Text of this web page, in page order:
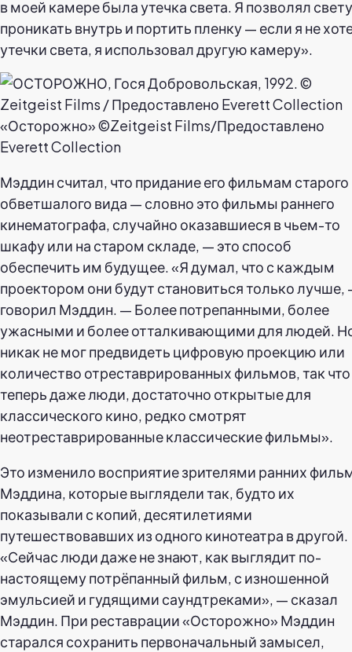
в моей камере была утечка света. Я позволял свету
проникать внутрь и портить пленку — если я не
утечки света, я использовал другую камеру».
«Осторожно» ©Zeitgeist Films/Предоставлено
Everett Collection
Мэддин считал, что придание его фильмам старого
обветшалого вида — словно это фильмы раннего
кинематографа, случайно оказавшиеся в чьем-то
шкафу или на старом складе, — это способ
обеспечить им будущее. «Я думал, что с каждым
проектором они будут становиться только лучше,
говорил Мэддин. — Более потрепанными, более
ужасными и более отталкивающими для людей.
никак не мог предвидеть цифровую проекцию или
количество отреставрированных фильмов, так что
теперь даже люди, достаточно открытые для
классического кино, редко смотрят
неотреставрированные классические фильмы».
Это изменило восприятие зрителями ранних
Мэддина, которые выглядели так, будто их
показывали с копий, десятилетиями
путешествовавших из одного кинотеатра в другой.
«Сейчас люди даже не знают, как выглядит по-
настоящему потрёпанный фильм, с изношенной
эмульсией и гудящими саундтреками», — сказал
Мэддин. При реставрации «Осторожно» Мэддин
старался сохранить первоначальный замысел,